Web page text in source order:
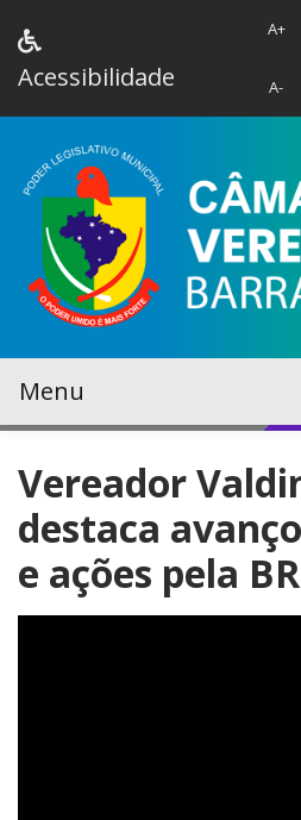
Acessibilidade
A+
A-
Menu
Vereador
destaca
e ações pela